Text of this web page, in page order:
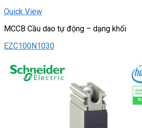
Quick View
MCCB Cầu dao tự động – dạng khối
EZC100N1030